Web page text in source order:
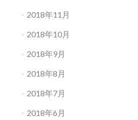
2018年11月
2018年10月
2018年9月
2018年8月
2018年7月
2018年6月